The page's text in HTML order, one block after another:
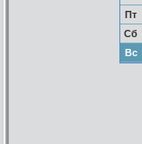
Пт
Сб
Вс